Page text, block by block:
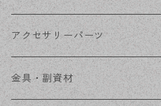
ステンレスチェーン
ステンレス金具
アクセサリーパーツ
デザイン丸カン
金具・副資材